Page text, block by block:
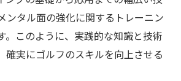
ンタル面の強化に関するトレーニン
。このように、実践的な知識と技術
確実にゴルフのスキルを向上させる